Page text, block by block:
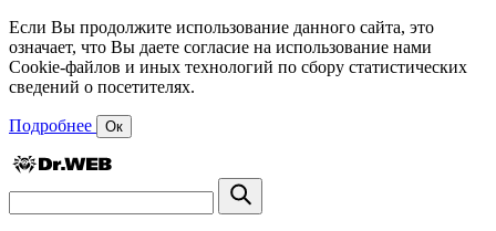
Если Вы продолжите использование данного сайта, это
означает, что Вы даете согласие на использование нами
Cookie-файлов и иных технологий по сбору статистических
сведений о посетителях.
Подробнее Ок